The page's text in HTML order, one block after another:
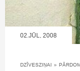
02.JŪL, 2008
DZĪVESZIŅAI »